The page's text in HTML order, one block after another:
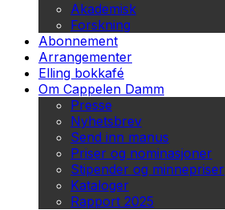
Akademisk
Forskning
Abonnement
Arrangementer
Elling bokkafé
Om Cappelen Damm
Presse
Nyhetsbrev
Send inn manus
Priser og nominasjoner
Stipender og minnepriser
Kataloger
Rapport 2025